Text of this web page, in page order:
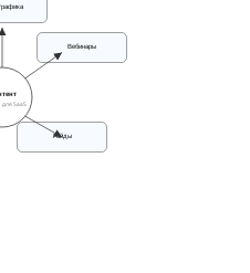
Вебинары
Гайды
для SaaS